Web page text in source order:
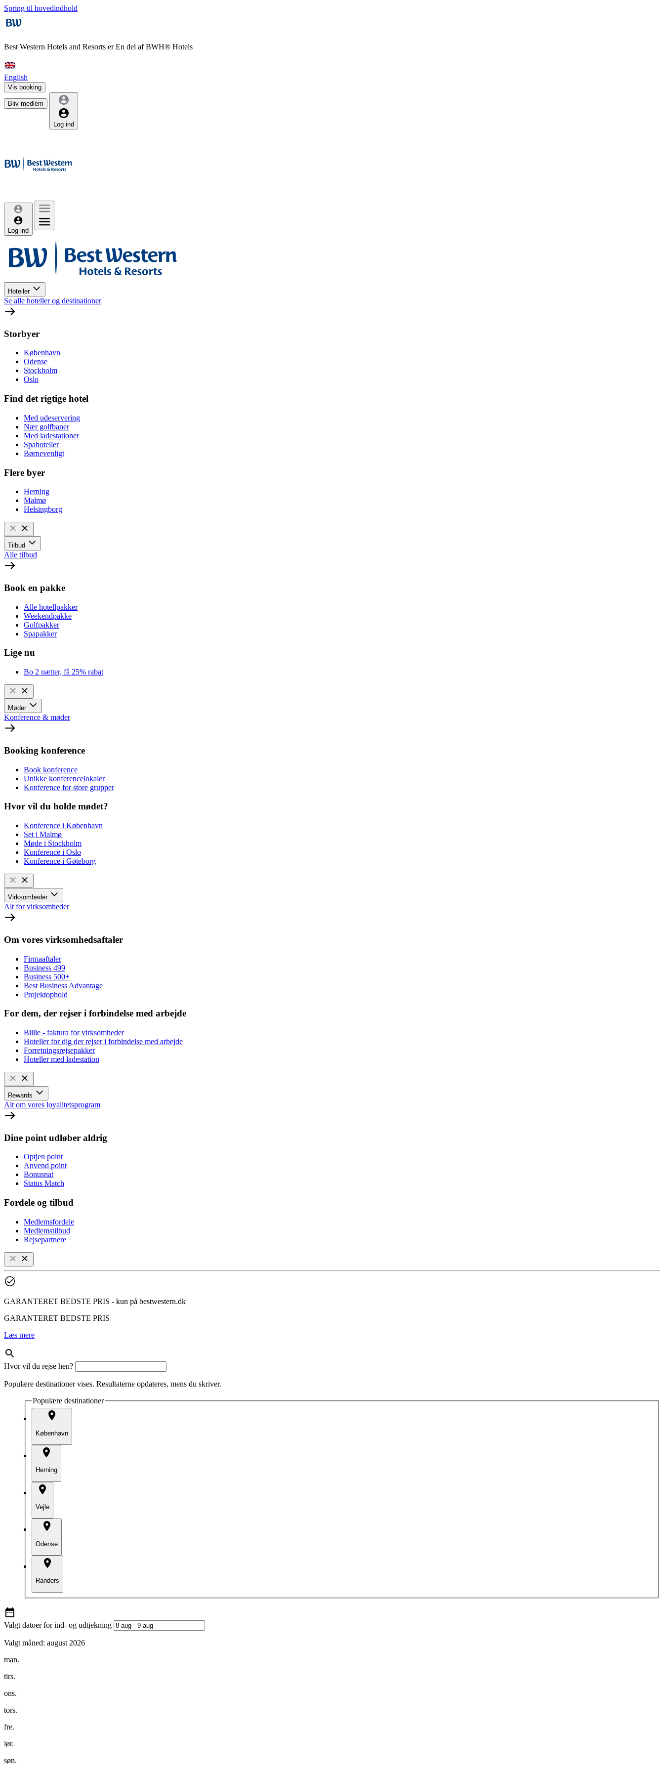
Spring til hovedindhold
Best Western Hotels and Resorts erEn del af BWH® Hotels
English
Vis booking
Bliv medlem
Log ind
Log ind
Hoteller
Se alle hoteller og destinationer
Storbyer
København
Odense
Stockholm
Oslo
Find det rigtige hotel
Med udeservering
Nær golfbaner
Med ladestationer
Spahoteller
Børnevenligt
Flere byer
Herning
Malmø
Helsingborg
Tilbud
Alle tilbud
Book en pakke
Alle hotellpakker
Weekendpakke
Golfpakker
Spapakker
Lige nu
Bo 2 nætter, få 25% rabat
Møder
Konference & møder
Booking konference
Book konference
Unikke konferencelokaler
Konference for store grupper
Hvor vil du holde mødet?
Konference i København
Set i Malmø
Møde i Stockholm
Konference i Oslo
Konference i Gøteborg
Virksomheder
Alt for virksomheder
Om vores virksomhedsaftaler
Firmaaftaler
Business 499
Business 500+
Best Business Advantage
Projektophold
For dem, der rejser i forbindelse med arbejde
Billie - faktura for virksomheder
Hoteller for dig der rejser i forbindelse med arbejde
Forretningsrejsepakker
Hoteller med ladestation
Rewards
Alt om vores loyalitetsprogram
Dine point udløber aldrig
Optjen point
Anvend point
Bonusnat
Status Match
Fordele og tilbud
Medlemsfordele
Medlemstilbud
Rejsepartnere
GARANTERET BEDSTE PRIS - kun på bestwestern.dk
GARANTERET BEDSTE PRIS
Læs mere
Hvor vil du rejse hen?
Populære destinationer vises. Resultaterne opdateres, mens du skriver.
Populære destinationer
København
Herning
Vejle
Odense
Randers
Valgt datoer for ind- og udtjekning
Valgt måned: august 2026
man.
tirs.
ons.
tors.
fre.
lør.
søn.